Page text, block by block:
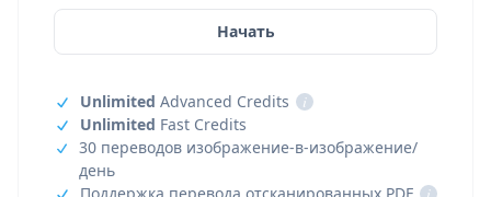
Начать
Unlimited Advanced Credits
i
Unlimited Fast Credits
30 переводов изображение-в-изображение/
день